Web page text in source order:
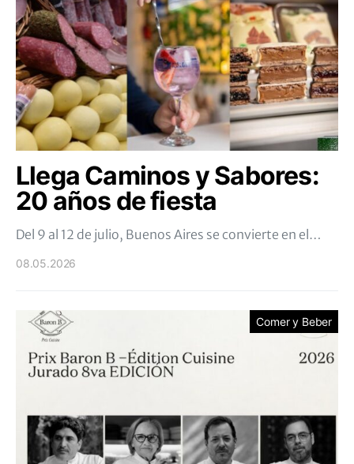
Llega Caminos y Sabores:
20 años de fiesta
Del 9 al 12 de julio, Buenos Aires se convierte en el…
08.05.2026
Comer y Beber